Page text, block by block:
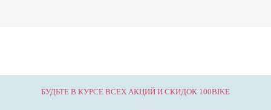
БУДЬТЕ В КУРСЕ ВСЕХ АКЦИЙ И СКИДОК 100BIKE